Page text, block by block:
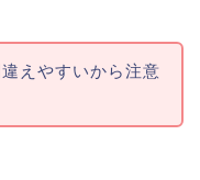
えやすいから注意